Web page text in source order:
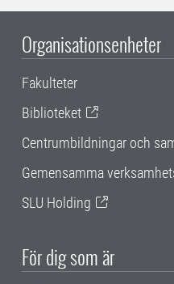
Organisationsenheter
Fakulteter
Biblioteket
Centrumbildningar och
Gemensamma
SLU Holding
För dig som är